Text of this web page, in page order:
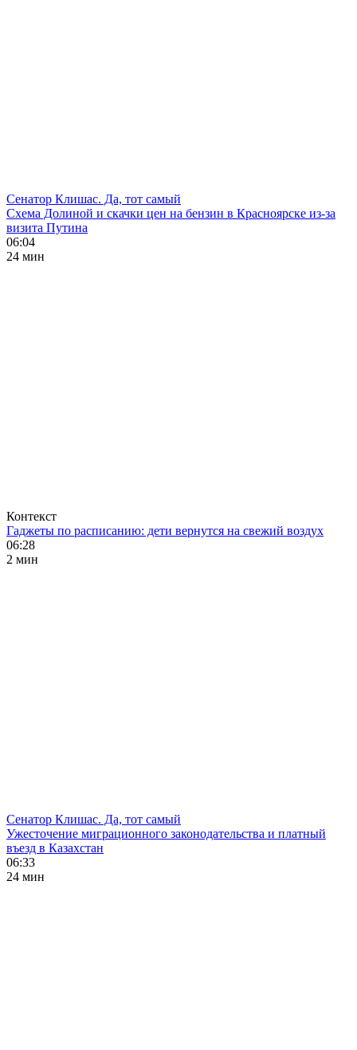
Сенатор Клишас. Да, тот самый
Схема Долиной и скачки цен на бензин в Красноярске из-за
визита Путина
06:04
24 мин
Контекст
Гаджеты по расписанию: дети вернутся на свежий воздух
06:28
2 мин
Сенатор Клишас. Да, тот самый
Ужесточение миграционного законодательства и платный
въезд в Казахстан
06:33
24 мин